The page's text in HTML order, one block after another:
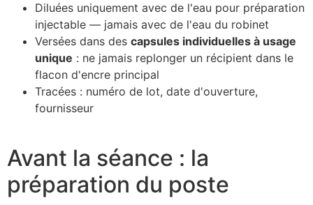
Diluées uniquement avec de l'eau pour préparation
injectable — jamais avec de l'eau du robinet
Versées dans des capsules individuelles à usage
unique : ne jamais replonger un récipient dans le
flacon d'encre principal
Tracées : numéro de lot, date d'ouverture,
fournisseur
Avant la séance : la
préparation du poste